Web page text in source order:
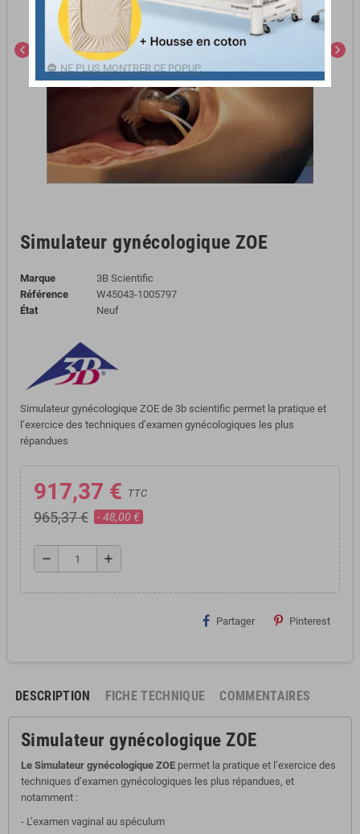
chevron_left chevron_right
Simulateur gynécologique ZOE
Marque
3B Scientific
Référence
W45043-1005797
État
Neuf
Simulateur gynécologique ZOE de 3b scientific permet la pratique et
l’exercice des techniques d’examen gynécologiques les plus
répandues
917,37 € TTC
965,37 € - 48,00 €
remove add
Partager Pinterest
DESCRIPTION FICHE TECHNIQUE COMMENTAIRES
Simulateur gynécologique ZOE
Le Simulateur gynécologique ZOE permet la pratique et l’exercice des
techniques d’examen gynécologiques les plus répandues, et
notamment :
- L’examen vaginal au spéculum
NE PLUS MONTRER CE POPUP.